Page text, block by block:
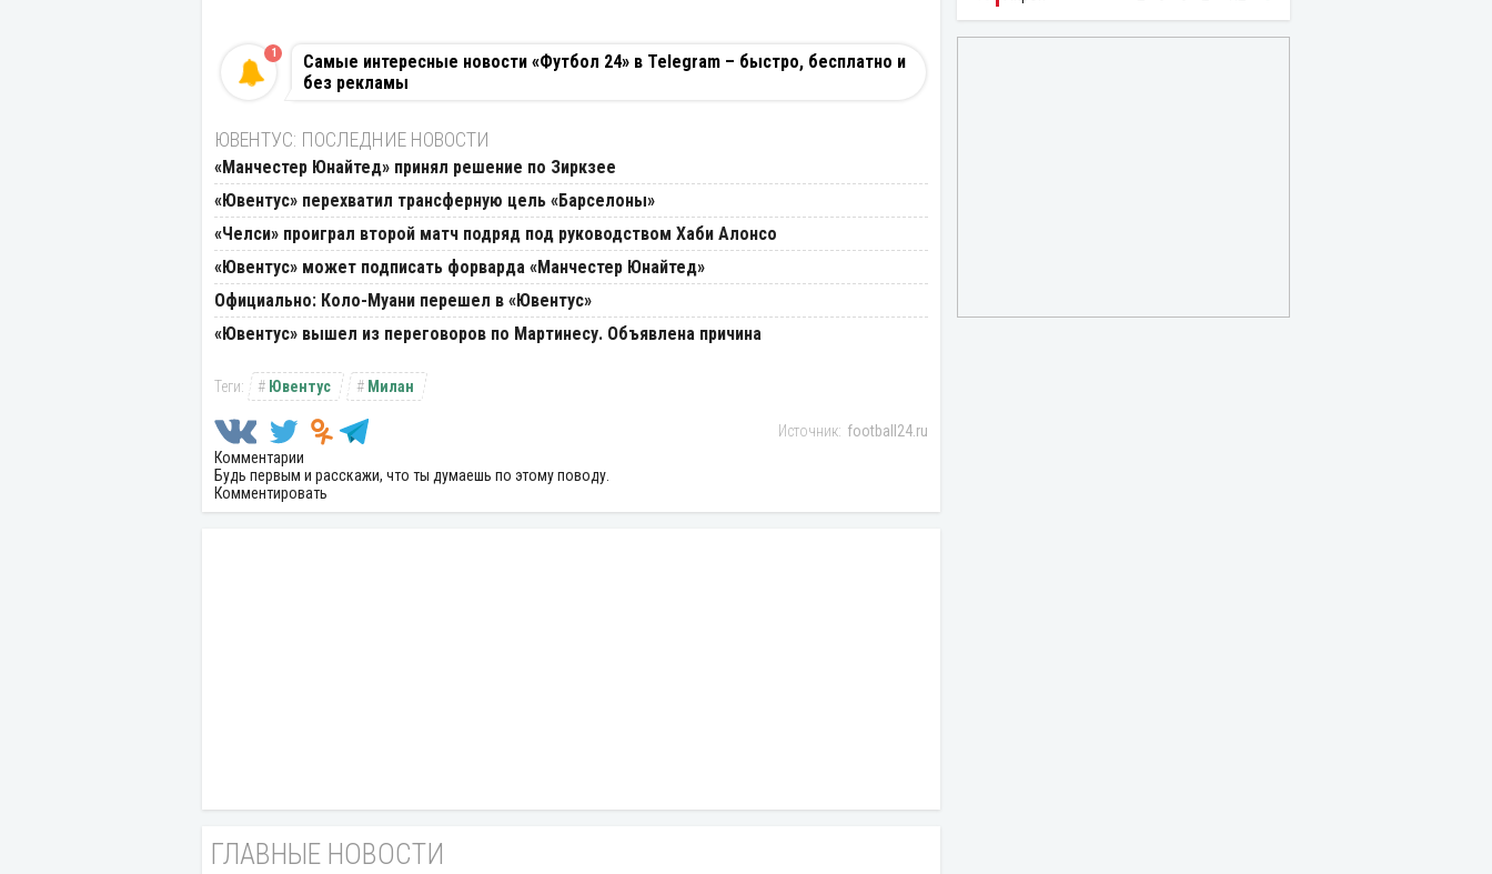
Самые интересные новости «Футбол 24» в Telegram – быстро, бесплатно и
без рекламы
1
ЮВЕНТУС: ПОСЛЕДНИЕ НОВОСТИ
«Манчестер Юнайтед» принял решение по Зиркзее
«Ювентус» перехватил трансферную цель «Барселоны»
«Челси» проиграл второй матч подряд под руководством Хаби Алонсо
«Ювентус» может подписать форварда «Манчестер Юнайтед»
Официально: Коло-Муани перешел в «Ювентус»
«Ювентус» вышел из переговоров по Мартинесу. Объявлена причина
Ювентус Милан
football24.ru
Комментарии
Будь первым и расскажи, что ты думаешь по этому поводу.
Комментировать
ГЛАВНЫЕ НОВОСТИ